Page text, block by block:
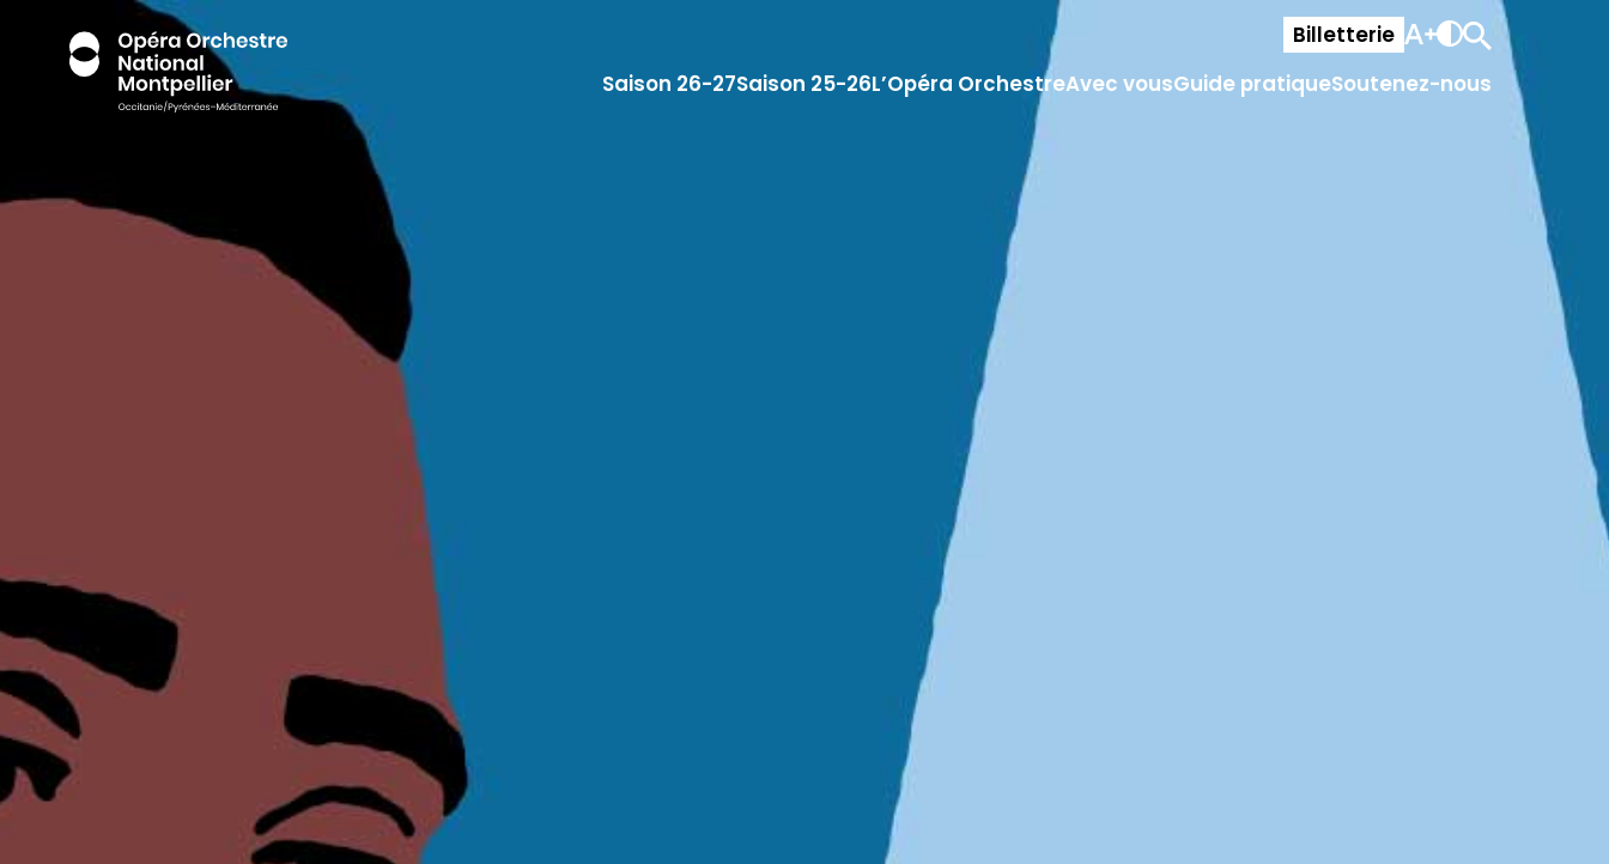
Billetterie
Saison 26-27Saison 25-26L’Opéra OrchestreAvec vousGuide pratiqueSoutenez-nous